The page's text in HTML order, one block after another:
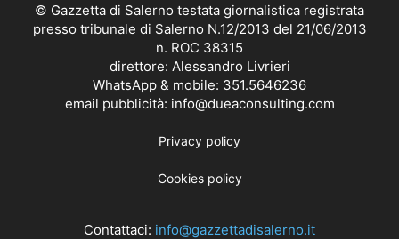
© Gazzetta di Salerno testata giornalistica registrata
presso tribunale di Salerno N.12/2013 del 21/06/2013
n. ROC 38315
direttore: Alessandro Livrieri
WhatsApp & mobile: 351.5646236
email pubblicità: info@dueaconsulting.com
Privacy policy
Cookies policy
Contattaci: info@gazzettadisalerno.it